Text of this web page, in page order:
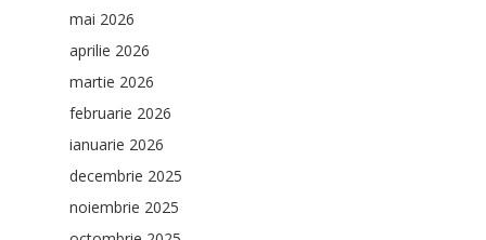
mai 2026
aprilie 2026
martie 2026
februarie 2026
ianuarie 2026
decembrie 2025
noiembrie 2025